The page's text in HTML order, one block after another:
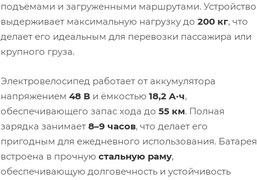
подъёмами и загруженными маршрутами. Устройство
выдерживает максимальную нагрузку до 200 кг, что
делает его идеальным для перевозки пассажира или
крупного груза.
Электровелосипед работает от аккумулятора
напряжением 48 Ви ёмкостью 18,2 А·ч,
обеспечивающего запас хода до 55 км. Полная
зарядка занимает 8–9 часов, что делает его
пригодным для ежедневного использования. Батарея
встроена в прочную стальную раму,
обеспечивающую долговечность и устойчивость